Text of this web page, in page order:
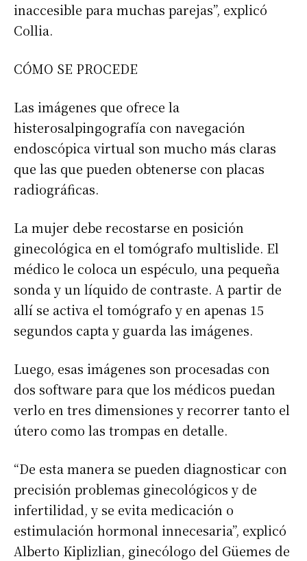
Suscribirme gratis
Dirección de correo electrónico*
Nombre
inaccesible para muchas parejas”, explicó
Collia.
CÓMO SE PROCEDE
Las imágenes que ofrece la
histerosalpingografía con navegación
endoscópica virtual son mucho más claras
que las que pueden obtenerse con placas
radiográficas.
La mujer debe recostarse en posición
ginecológica en el tomógrafo multislide. El
médico le coloca un espéculo, una pequeña
sonda y un líquido de contraste. A partir de
allí se activa el tomógrafo y en apenas 15
segundos capta y guarda las imágenes.
Luego, esas imágenes son procesadas con
dos software para que los médicos puedan
verlo en tres dimensiones y recorrer tanto el
útero como las trompas en detalle.
“De esta manera se pueden diagnosticar con
precisión problemas ginecológicos y de
infertilidad, y se evita medicación o
estimulación hormonal innecesaria”, explicó
Alberto Kiplizlian, ginecólogo del Güemes de